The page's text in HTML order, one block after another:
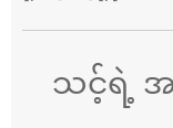
သင့်ရဲ့